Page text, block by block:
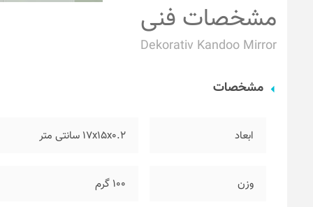
مشخصات فنی
Dekorativ Kandoo Mirror
مشخصات
ابعاد ۱۷x15x0.2 سانتی متر
وزن ۱۰۰ گرم